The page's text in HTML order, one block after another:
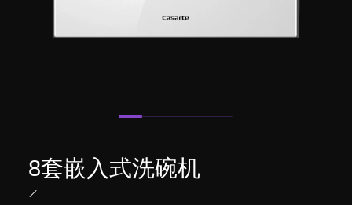
8套嵌入式洗碗机